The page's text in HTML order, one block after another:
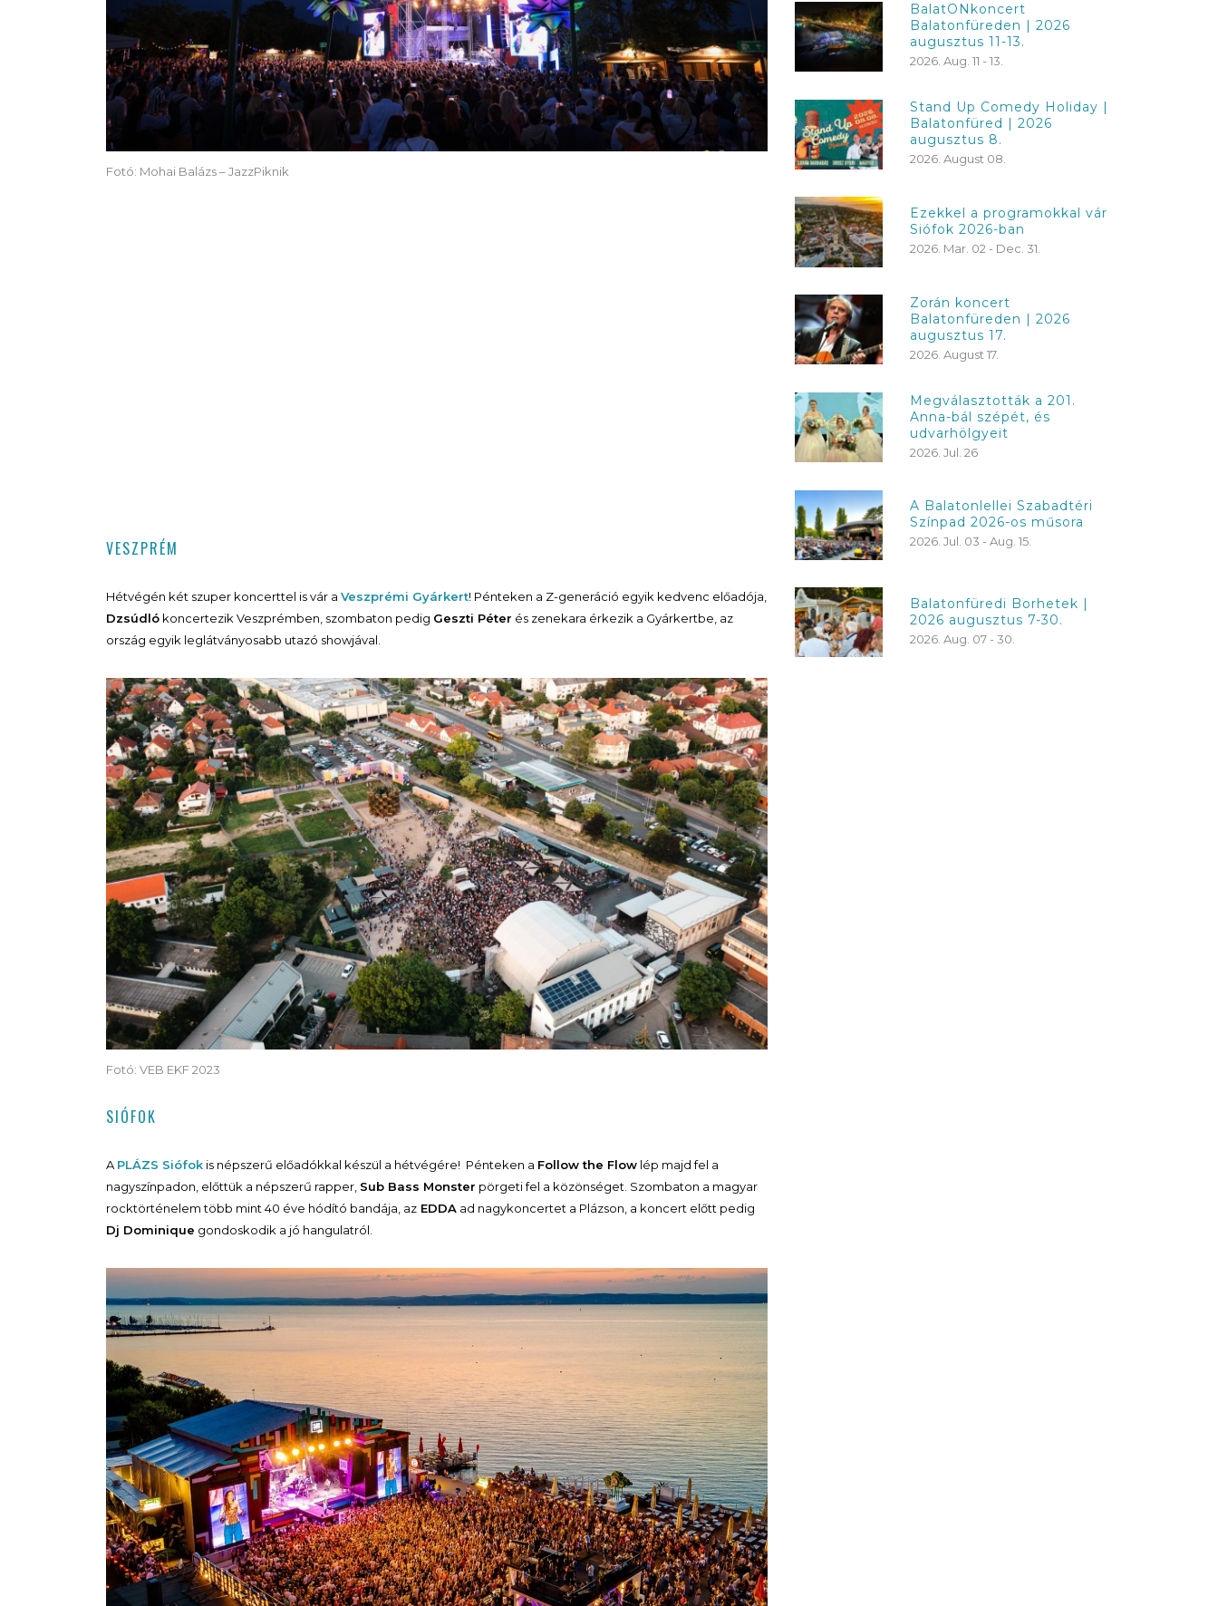
Fotó: Mohai Balázs – JazzPiknik
VESZPRÉM
Hétvégén két szuper koncerttel is vár a Veszprémi Gyárkert! Pénteken a Z-generáció egyik kedvenc előadója,
Dzsúdló koncertezik Veszprémben, szombaton pedig Geszti Péter és zenekara érkezik a Gyárkertbe, az
ország egyik leglátványosabb utazó showjával.
Fotó: VEB EKF 2023
SIÓFOK
APLÁZS Siófok is népszerű előadókkal készül a hétvégére! Pénteken a Follow the Flow lép majd fel a
nagyszínpadon, előttük a népszerű rapper, Sub Bass Monster pörgeti fel a közönséget. Szombaton a magyar
rocktörténelem több mint 40 éve hódító bandája, az EDDA ad nagykoncertet a Plázson, a koncert előtt pedig
Dj Dominique gondoskodik a jó hangulatról.
BalatONkoncert
Balatonfüreden | 2026
augusztus 11-13.
2026. Aug. 11 - 13.
Stand Up Comedy Holiday |
Balatonfüred | 2026
augusztus 8.
2026. August 08.
Ezekkel a programokkal vár
Siófok 2026-ban
2026. Mar. 02 - Dec. 31.
Zorán koncert
Balatonfüreden | 2026
augusztus 17.
2026. August 17.
Megválasztották a 201.
Anna-bál szépét, és
udvarhölgyeit
2026. Jul. 26
A Balatonlellei Szabadtéri
Színpad 2026-os műsora
2026. Jul. 03 - Aug. 15.
Balatonfüredi Borhetek |
2026 augusztus 7-30.
2026. Aug. 07 - 30.